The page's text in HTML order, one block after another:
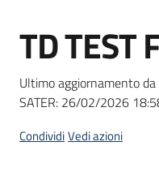
Bandi
strumenti
di
acquisto
Salta al contenuto
TD TEST
Ultimo aggiornamento
SATER: 26/02/2026
CondividiVedi azioni